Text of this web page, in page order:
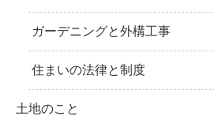
ガーデニングと外構工事
住まいの法律と制度
土地のこと